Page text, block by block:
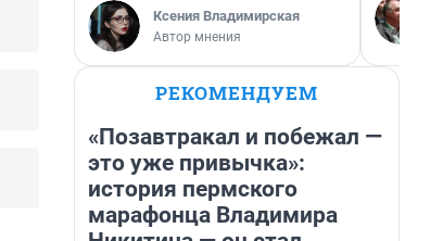
Ксения Владимирская
Автор мнения
РЕКОМЕНДУЕМ
«Позавтракал и побежал —
это уже привычка»:
история пермского
марафонца Владимира